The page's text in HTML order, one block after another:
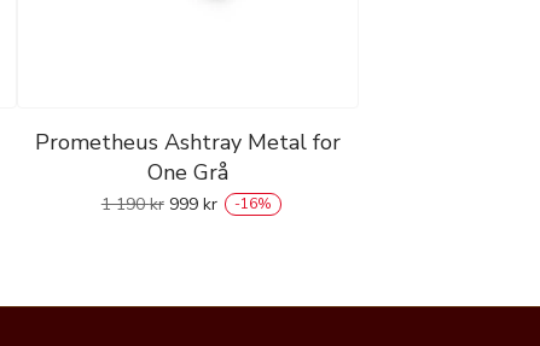
Prometheus Ashtray Metal for
One Grå
1 190kr 999 kr -16%